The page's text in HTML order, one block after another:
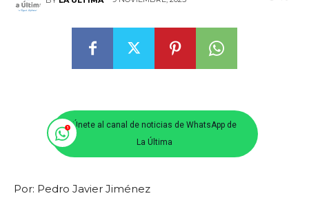
Únete al canal de noticias de WhatsApp de
La Última
Por: Pedro Javier Jiménez